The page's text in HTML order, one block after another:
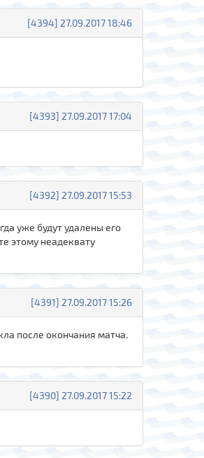
[4394] 27.09.2017 18:46
[4393] 27.09.2017 17:04
[4392] 27.09.2017 15:53
уже будут удалены его
этому неадеквату
[4391] 27.09.2017 15:26
после окончания матча.
[4390] 27.09.2017 15:22